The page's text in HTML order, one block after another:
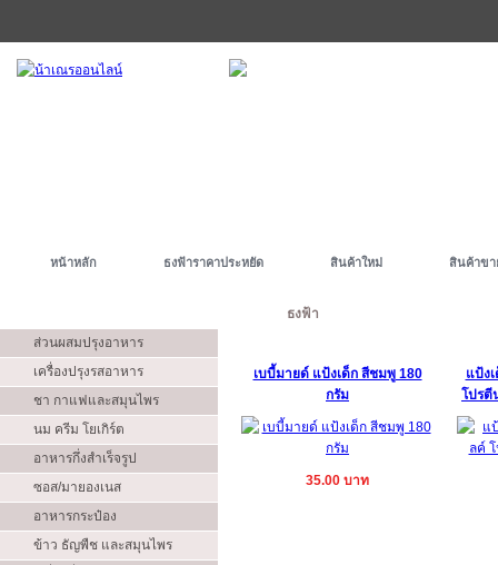
หน้าหลัก ธงฟ้าราคาประหยัด สินค้าใหม่ สินค้าขา
ส่วนผสมปรุงอาหาร
เครื่องปรุงรสอาหาร
ชา กาแฟและสมุนไพร
นม ครีม โยเกิร์ต
อาหารกึ่งสำเร็จรูป
ซอส/มายองเนส
อาหารกระป๋อง
ข้าว ธัญพืช และสมุนไพร
ธงฟ้า
เบบี้มายด์ แป้งเด็ก สีชมพู 180
กรัม
35.00 บาท
แป้ง
โปรตี